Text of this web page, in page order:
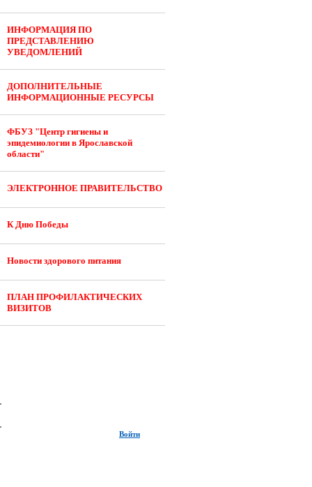
ИНФОРМАЦИЯ ПО
ПРЕДСТАВЛЕНИЮ
УВЕДОМЛЕНИЙ
ДОПОЛНИТЕЛЬНЫЕ
ИНФОРМАЦИОННЫЕ РЕСУРСЫ
ФБУЗ "Центр гигиены и
эпидемиологии в Ярославской
области"
ЭЛЕКТРОННОЕ ПРАВИТЕЛЬСТВО
К Дню Победы
Новости здорового питания
ПЛАН ПРОФИЛАКТИЧЕСКИХ
ВИЗИТОВ
Войти